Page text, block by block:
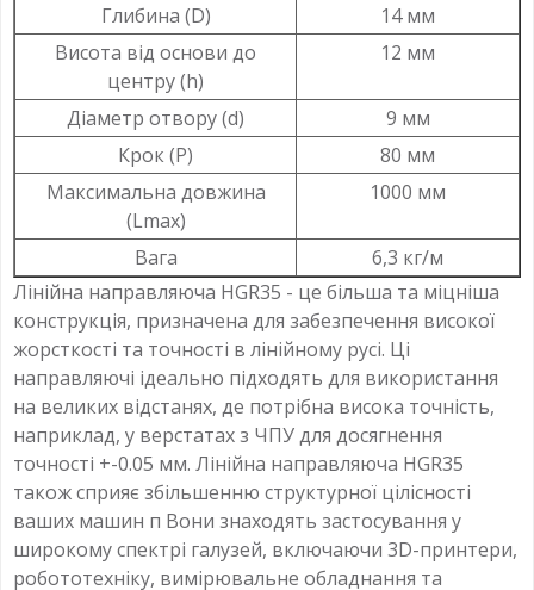
Глибина (D)
14 мм
Висота від основи до
центру (h)
12 мм
Діаметр отвору (d)
9 мм
Крок (P)
80 мм
Максимальна довжина
(Lmax)
1000 мм
Вага
6,3 кг/м
Лінійна направляюча HGR35 - це більша та міцніша
конструкція, призначена для забезпечення високої
жорсткості та точності в лінійному русі. Ці
направляючі ідеально підходять для використання
на великих відстанях, де потрібна висока точність,
наприклад, у верстатах з ЧПУ для досягнення
точності +-0.05 мм. Лінійна направляюча HGR35
також сприяє збільшенню структурної цілісності
ваших машин п Вони знаходять застосування у
широкому спектрі галузей, включаючи 3D-принтери,
робототехніку, вимірювальне обладнання та